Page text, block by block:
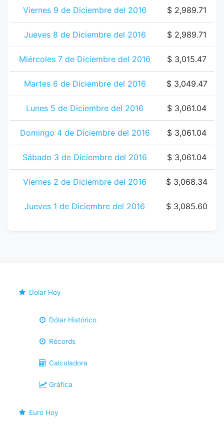
Viernes 9 de Diciembre del 2016 $ 2,989.71
Jueves 8 de Diciembre del 2016 $ 2,989.71
Miércoles 7 de Diciembre del 2016 $ 3,015.47
Martes 6 de Diciembre del 2016 $ 3,049.47
Lunes 5 de Diciembre del 2016 $ 3,061.04
Domingo 4 de Diciembre del 2016 $ 3,061.04
Sábado 3 de Diciembre del 2016 $ 3,061.04
Viernes 2 de Diciembre del 2016 $ 3,068.34
Jueves 1 de Diciembre del 2016 $ 3,085.60
Dolar Hoy
Dólar Histórico
Récords
Calculadora
Gráfica
Euro Hoy